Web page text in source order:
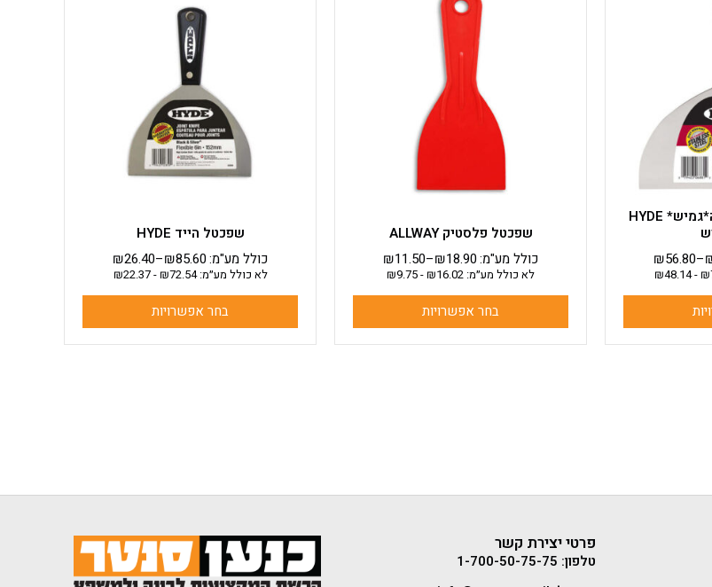
שפכטל הייד *נירוסטה*גמיש* HYDE
₪56.80–
₪
-
₪48.14
שפכטל פלסטיק ALLWAY
₪11.50–₪18.90כולל מע"מ:
לא כולל מע״מ: ₪16.02
-
₪9.75
בחר אפשרויות
יש
מספר
סוגים.
ניתן
לבחור
האפשרויות
המוצר
שפכטל הייד HYDE
₪26.40–₪85.60כולל מע"מ:
לא כולל מע״מ: ₪72.54
-
₪22.37
בחר אפשרויות
יש
מספר
סוגים.
ניתן
לבחור
את
האפשרויות
בעמוד
פרטי יצירת קשר
טלפון: 1-700-50-75-75